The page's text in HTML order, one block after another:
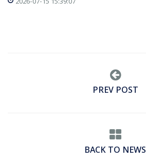
PREV POST
BACK TO NEWS